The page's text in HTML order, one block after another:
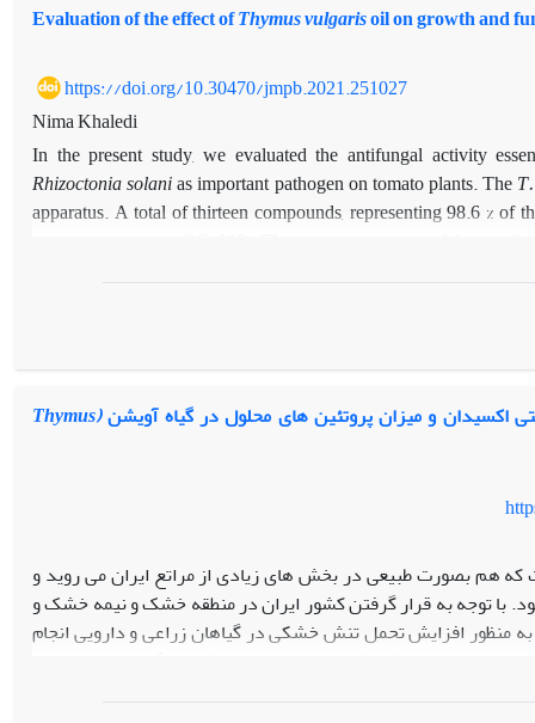
Evaluation of the effect ofThymus vulgarisoil on growth and
https://doi.org/10.30470/jmpb.2021.251027
Nima Khaledi
In the present study, we evaluated the antifungal activity
Rhizoctonia solanias important pathogen on tomato plants. The
apparatus. A total of thirteen compounds, representing 98.6 %
%), borneol (8.1 %), γ-terpinene (5.7 %), isoborneol (3.7
chromatography-mass spectroscopy. The minimum inhibitory
was considerably lower than the values obtained for
for the control of soil-borne fungal pathogens of tomato,
اکسیدان و میزان پروتئین های محلول در گیاه آویشن(Thymus
هم بصورت طبیعی در بخش های زیادی از مراتع ایران می روید و
توجه به قرار گرفتن کشور ایران در منطقه خشک و نیمه خشک و
منظور افزایش تحمل تنش خشکی در گیاهان زراعی و دارویی انجام
ایران موجب کاهش میزان تولید و نیز کیفیت گیاهان دارویی نیز
های تحمل تنش خشکی در آویشن و بررسی امکان افزایش تحمل به